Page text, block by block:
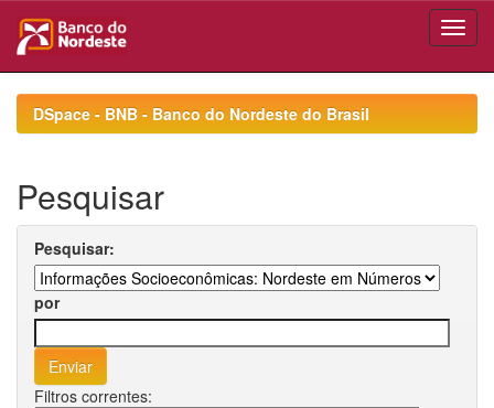
navigationDSpace - BNB - Banco do Nordeste do Brasil
Pesquisar
Pesquisar:
por
Filtros correntes: